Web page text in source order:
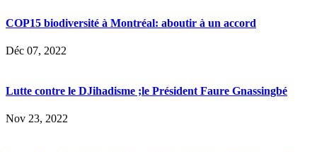
COP15 biodiversité à Montréal: aboutir à un accord
Déc 07, 2022
Lutte contre le DJihadisme ;le Président Faure Gnassingbé
Nov 23, 2022